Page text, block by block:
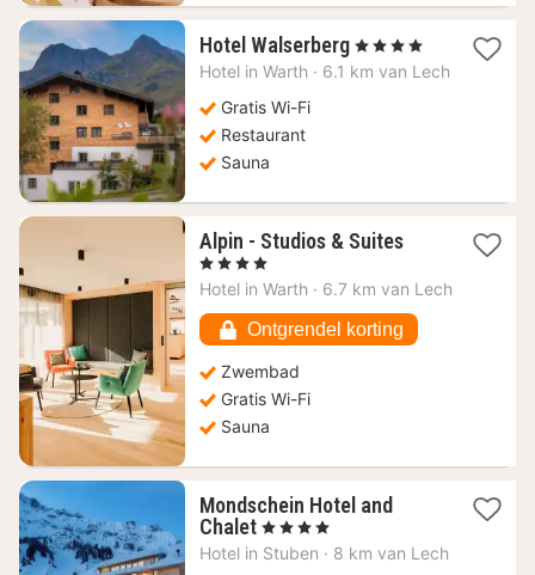
Hotel Walserberg 1
nacht
, 4 Sterren
Hotel in Warth · 6.1 km van Lech
Gratis Wi-Fi
Restaurant
Sauna
Alpin - Studios & Suites1
vanaf
€
, 4 Sterren
Hotel in Warth · 6.7 km van Lech
Ontgrendel korting
Zwembad
Gratis Wi-Fi
Sauna
Mondschein Hotel and
Chalet 1
nacht
, 4 Sterren
Hotel in Stuben · 8 km van Lech